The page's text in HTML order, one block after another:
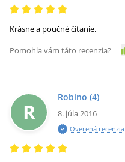
Krásne a poučné čítanie.
Pomohla vám táto recenzia?
R
Robino (4)
8. júla 2016
Overená recenzia